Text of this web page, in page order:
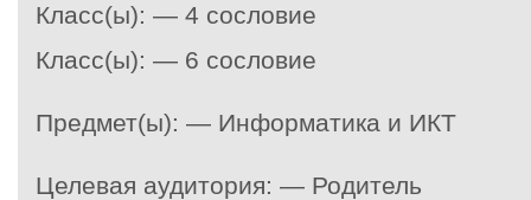
Класс(ы): — 4 сословие
Класс(ы): — 6 сословие
Предмет(ы): — Информатика и ИКТ
Целевая аудитория: — Родитель